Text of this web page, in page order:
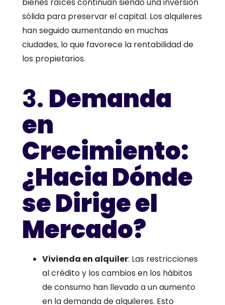
sólida para preservar el capital. Los alquileres
han seguido aumentando en muchas
ciudades, lo que favorece la rentabilidad de
los propietarios.
3. Demanda
en
Crecimiento:
¿Hacia Dónde
se Dirige el
Mercado?
Vivienda en alquiler: Las restricciones
al crédito y los cambios en los hábitos
de consumo han llevado a un aumento
en la demanda de alquileres. Esto